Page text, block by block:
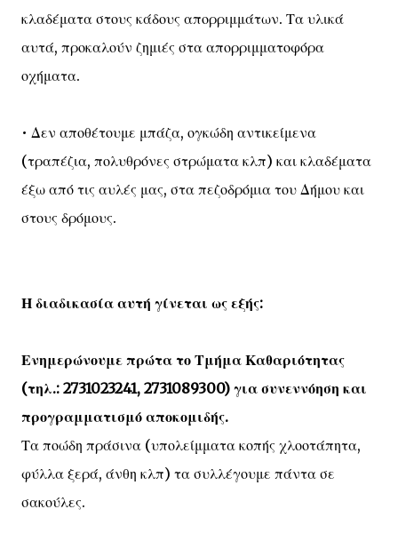
κλαδέματα στους κάδους απορριμμάτων. Τα υλικά
αυτά, προκαλούν ζημιές στα απορριμματοφόρα
οχήματα.
• Δεν αποθέτουμε μπάζα, ογκώδη αντικείμενα
(τραπέζια, πολυθρόνες στρώματα κλπ) και κλαδέματα
έξω από τις αυλές μας, στα πεζοδρόμια του Δήμου και
στους δρόμους.
Η διαδικασία αυτή γίνεται ως εξής:
Ενημερώνουμε πρώτα το Τμήμα Καθαριότητας
(τηλ.: 2731023241, 2731089300) για συνεννόηση και
προγραμματισμό αποκομιδής.
Τα ποώδη πράσινα (υπολείμματα κοπής χλοοτάπητα,
φύλλα ξερά, άνθη κλπ) τα συλλέγουμε πάντα σε
σακούλες.